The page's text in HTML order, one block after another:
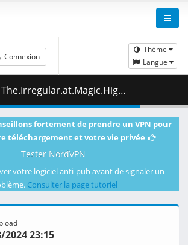
Thème
Langue
Connexion
DL.AAC2.0.H.264.DUAL-VARYG.mkv.002 ( 464.73 MB )
fortement de prendre un VPN pour
téléchargement et votre vie privée
Tester NordVPN
votre logiciel anti-pub avant de signaler un
Consulter la page tutoriel
2024 23:15